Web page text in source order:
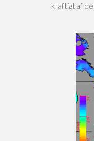
kraftigt af